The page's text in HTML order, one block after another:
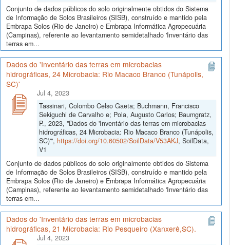
Conjunto de dados públicos do solo originalmente obtidos do Sistema
de Informação de Solos Brasileiros (SISB), construído e mantido pela
Embrapa Solos (Rio de Janeiro) e Embrapa Informática Agropecuária
(Campinas), referente ao levantamento semidetalhado 'Inventário das
terras em...
Dados do 'Inventário das terras em microbacias
hidrográficas, 24 Microbacia: Rio Macaco Branco (Tunápolis,
SC)'
Jul 4, 2023
Tassinari, Colombo Celso Gaeta; Buchmann, Francisco
Sekiguchi de Carvalho e; Pola, Augusto Carlos; Baumgratz,
P., 2023, "Dados do 'Inventário das terras em microbacias
hidrográficas, 24 Microbacia: Rio Macaco Branco (Tunápolis,
SC)'", https://doi.org/10.60502/SoilData/V53AKJ, SoilData,
V1
Conjunto de dados públicos do solo originalmente obtidos do Sistema
de Informação de Solos Brasileiros (SISB), construído e mantido pela
Embrapa Solos (Rio de Janeiro) e Embrapa Informática Agropecuária
(Campinas), referente ao levantamento semidetalhado 'Inventário das
terras em...
Dados do 'Inventário das terras em microbacias
hidrográficas, 21 Microbacia: Rio Pesqueiro (Xanxerê,SC).
Jul 4, 2023